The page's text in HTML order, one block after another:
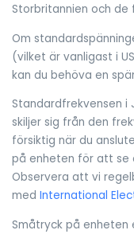
Storbritannien och de
Om
(vilket är vanligast i
kan du behöva en
Standardfrekvensen i
skiljer sig från den
försiktig när du
på enheten för att se
Observera att vi
med International
Småtryck på enheten